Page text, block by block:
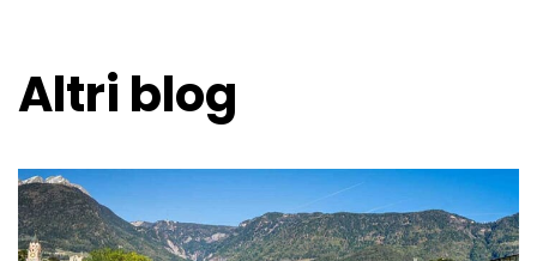
Altri blog